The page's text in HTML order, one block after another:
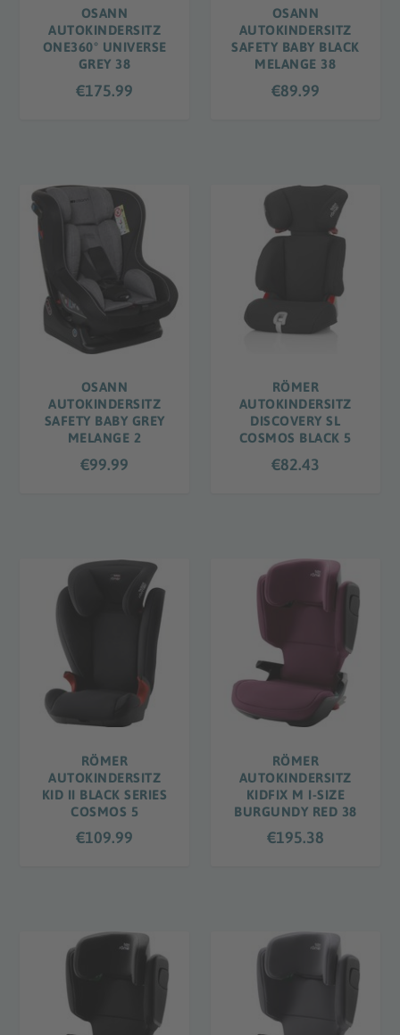
OSANN
AUTOKINDERSITZ
ONE360° UNIVERSE
GREY 38
€175.99
OSANN
AUTOKINDERSITZ
SAFETY BABY BLACK
MELANGE 38
€89.99
OSANN
AUTOKINDERSITZ
SAFETY BABY GREY
MELANGE 2
€99.99
RÖMER
AUTOKINDERSITZ
DISCOVERY SL
COSMOS BLACK 5
€82.43
RÖMER
AUTOKINDERSITZ
KID II BLACK SERIES
COSMOS 5
€109.99
RÖMER
AUTOKINDERSITZ
KIDFIX M I-SIZE
BURGUNDY RED 38
€195.38